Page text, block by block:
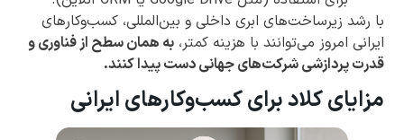
با رشد زیرساخت‌های ابری داخلی و بین‌المللی، کسب‌وکارهای
ایرانی امروز می‌توانند با هزینه کمتر، به همان سطح از فناوری و
قدرت پردازشی شرکت‌های جهانی دست پیدا کنند.
مزایای کلاد برای کسب‌وکارهای ایرانی